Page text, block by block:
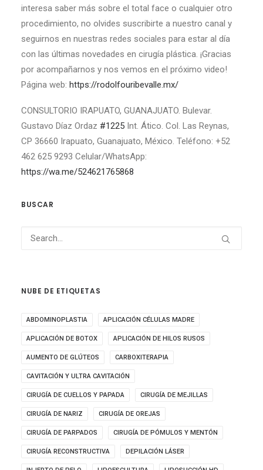
interesa saber más sobre el total face o cualquier otro
procedimiento, no olvides suscribirte a nuestro canal y
seguirnos en nuestras redes sociales para estar al día
con las últimas novedades en cirugía plástica. ¡Gracias
por acompañarnos y nos vemos en el próximo video!
Página web: https://rodolfouribevalle.mx/
CONSULTORIO IRAPUATO, GUANAJUATO. Bulevar.
Gustavo Díaz Ordaz #1225 Int. Ático. Col. Las Reynas,
CP 36660 Irapuato, Guanajuato, México. Teléfono: +52
462 625 9293 Celular/WhatsApp:
https://wa.me/524621765868
BUSCAR
NUBE DE ETIQUETAS
ABDOMINOPLASTIA APLICACIÓN CÉLULAS MADRE
APLICACIÓN DE BOTOX APLICACIÓN DE HILOS RUSOS
AUMENTO DE GLÚTEOS CARBOXITERAPIA
CAVITACIÓN Y ULTRA CAVITACIÓN
CIRUGÍA DE CUELLOS Y PAPADA CIRUGÍA DE MEJILLAS
CIRUGÍA DE NARIZ CIRUGÍA DE OREJAS
CIRUGÍA DE PARPADOS CIRUGÍA DE PÓMULOS Y MENTÓN
CIRUGÍA RECONSTRUCTIVA DEPILACIÓN LÁSER